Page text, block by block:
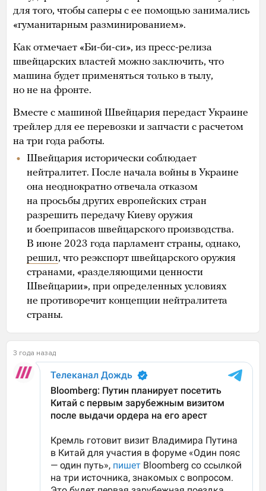
для того, чтобы саперы с ее помощью занимались
«гуманитарным разминированием».
Как отмечает «Би-би-си», из пресс-релиза
швейцарских властей можно заключить, что
машина будет применяться только в тылу,
но не на фронте.
Вместе с машиной Швейцария передаст Украине
трейлер для ее перевозки и запчасти с расчетом
на три года работы.
Швейцария исторически соблюдает
нейтралитет. После начала войны в Украине
она неоднократно отвечала отказом
на просьбы других европейских стран
разрешить передачу Киеву оружия
и боеприпасов швейцарского производства.
В июне 2023 года парламент страны, однако,
решил, что реэкспорт швейцарского оружия
странами, «разделяющими ценности
Швейцарии», при определенных условиях
не противоречит концепции нейтралитета
страны.
3 года назад